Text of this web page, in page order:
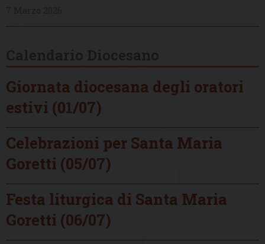
Giornata diocesana degli oratori
estivi (01/07)
Celebrazioni per Santa Maria
Goretti (05/07)
Festa liturgica di Santa Maria
Goretti (06/07)